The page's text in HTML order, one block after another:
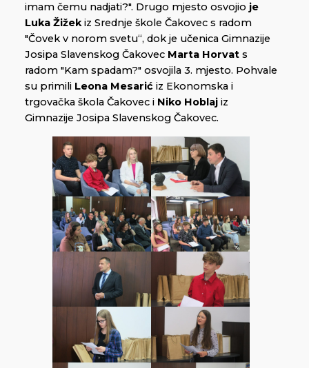
imam čemu nadjati?". Drugo mjesto osvojio je
Luka Žižekiz Srednje škole Čakovec s radom
"Čovek v norom svetu“, dok je učenica Gimnazije
Josipa Slavenskog Čakovec Marta Horvat s
radom "Kam spadam?" osvojila 3. mjesto. Pohvale
su primili Leona Mesarić iz Ekonomska i
trgovačka škola Čakovec i Niko Hoblaj iz
Gimnazije Josipa Slavenskog Čakovec.